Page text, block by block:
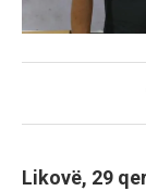
Likovë, 29